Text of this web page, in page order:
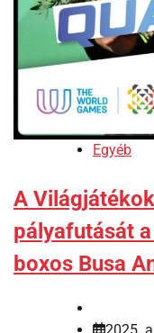
Egyéb
A
pályafutását
boxos Busa